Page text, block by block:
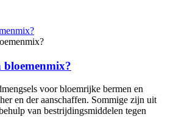
bloemenmix?
voor bloemrijke bermen en
en der aanschaffen. Sommige zijn uit
van bestrijdingsmiddelen tegen